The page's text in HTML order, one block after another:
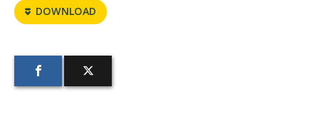
DOWNLOAD